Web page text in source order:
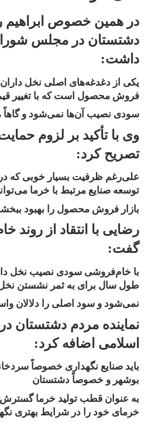
در همین خصوص ابراهیم
دشتستان در مجلس
داشت:
یکی از دغدغه‌های اصلی نخل
فروش محصول است که با تغییر
سودی نصیب آن‌ها نمی‌شود و
وی با تأکید بر لزوم
تصریح کرد:
علی‌رغم ظرفیت بسیار خوبی که در
توسعه صنایع مرتبط با خرما
بازار فروش محصول را بهبود
رضایی با انتقاد از روند
گفت:
با خام‌فروشی سودی نصیب نخل
طول سال برای به ثمر نشستن
نمی‌شود و سود اصلی را دلالان
نماینده مردم دشتستان
اسلامی اضافه کرد:
باید صنایع نگهداری خصوصاً
بوشهر و خصوصاً دشتستان
به عنوان قطب تولید خرما گسترش
خرمای خود را در شرایط بهتری